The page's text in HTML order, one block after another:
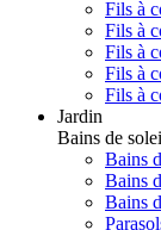
Fils à
Fils à
Fils à
Fils à
Fils à
Jardin
Bains de
Bains
Bains
Bains